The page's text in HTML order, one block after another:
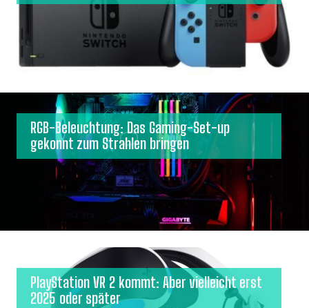
RGB-Beleuchtung: Das Gaming-Set-up
gekonnt zum Strahlen bringen
PlayStation VR 2 kommt: Aber vielleicht erst
2025 oder später